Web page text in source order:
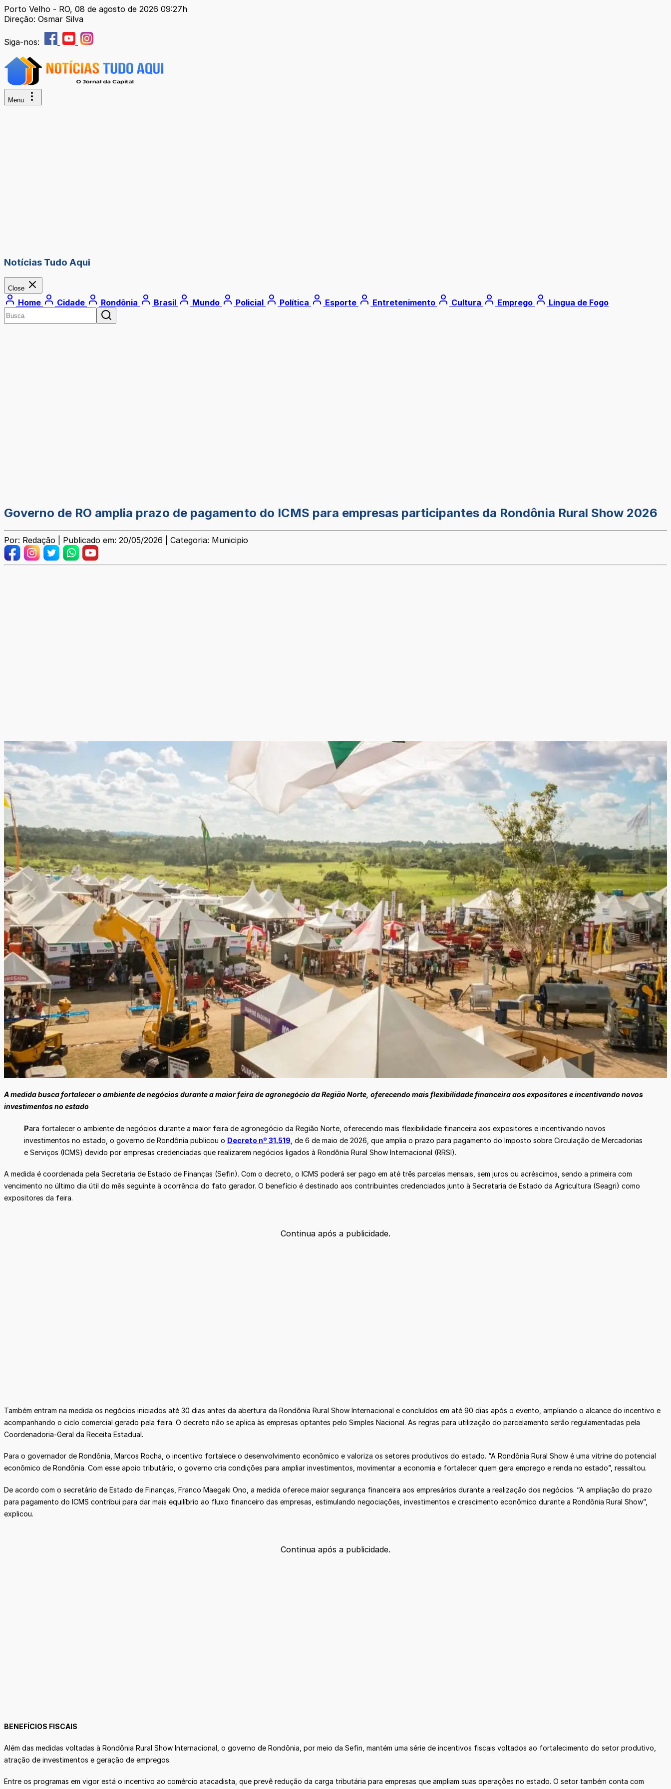
Porto Velho - RO, 08 de agosto de 2026 09:27h
Direção: Osmar Silva
Siga-nos:
Menu
Notícias Tudo Aqui
Close
Home Cidade Rondônia Brasil Mundo Policial Política Esporte Entretenimento Cultura Emprego Língua de Fogo
Governo de RO amplia prazo de pagamento do ICMS para empresas participantes da Rondônia Rural Show 2026
Por: Redação | Publicado em: 20/05/2026 | Categoria: Municipio
A medida busca fortalecer o ambiente de negócios durante a maior feira de agronegócio da Região Norte, oferecendo mais flexibilidade financeira aos expositores e incentivando novos
investimentos no estado
Para fortalecer o ambiente de negócios durante a maior feira de agronegócio da Região Norte, oferecendo mais flexibilidade financeira aos expositores e incentivando novos
investimentos no estado, o governo de Rondônia publicou o Decreto nº 31.519 , de 6 de maio de 2026, que amplia o prazo para pagamento do Imposto sobre Circulação de Mercadorias
e Serviços (ICMS) devido por empresas credenciadas que realizarem negócios ligados à Rondônia Rural Show Internacional (RRSI).
A medida é coordenada pela Secretaria de Estado de Finanças (Sefin). Com o decreto, o ICMS poderá ser pago em até três parcelas mensais, sem juros ou acréscimos, sendo a primeira com
vencimento no último dia útil do mês seguinte à ocorrência do fato gerador. O benefício é destinado aos contribuintes credenciados junto à Secretaria de Estado da Agricultura (Seagri) como
expositores da feira.
Continua após a publicidade.
Também entram na medida os negócios iniciados até 30 dias antes da abertura da Rondônia Rural Show Internacional e concluídos em até 90 dias após o evento, ampliando o alcance do incentivo e
acompanhando o ciclo comercial gerado pela feira. O decreto não se aplica às empresas optantes pelo Simples Nacional. As regras para utilização do parcelamento serão regulamentadas pela
Coordenadoria-Geral da Receita Estadual.
Para o governador de Rondônia, Marcos Rocha, o incentivo fortalece o desenvolvimento econômico e valoriza os setores produtivos do estado. “A Rondônia Rural Show é uma vitrine do potencial
econômico de Rondônia. Com esse apoio tributário, o governo cria condições para ampliar investimentos, movimentar a economia e fortalecer quem gera emprego e renda no estado”, ressaltou.
De acordo com o secretário de Estado de Finanças, Franco Maegaki Ono, a medida oferece maior segurança financeira aos empresários durante a realização dos negócios. “A ampliação do prazo
para pagamento do ICMS contribui para dar mais equilíbrio ao fluxo financeiro das empresas, estimulando negociações, investimentos e crescimento econômico durante a Rondônia Rural Show”,
explicou.
Continua após a publicidade.
BENEFÍCIOS FISCAIS
Além das medidas voltadas à Rondônia Rural Show Internacional, o governo de Rondônia, por meio da Sefin, mantém uma série de incentivos fiscais voltados ao fortalecimento do setor produtivo,
atração de investimentos e geração de empregos.
Entre os programas em vigor está o incentivo ao comércio atacadista, que prevê redução da carga tributária para empresas que ampliam suas operações no estado. O setor também conta com